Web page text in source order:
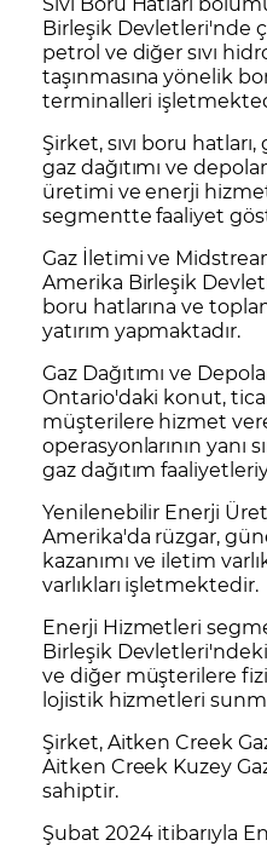
Birleşik Devletleri'nde
petrol ve diğer sıvı
taşınmasına yönelik
terminalleri
Şirket, sıvı boru
gaz dağıtımı ve
üretimi ve enerji
segmentte faaliyet
Gaz İletimi ve
Amerika Birleşik
boru hatlarına ve
yatırım yapmaktadır.
Gaz Dağıtımı ve
Ontario'daki konut,
müşterilere hizmet
operasyonlarının yanı
gaz dağıtım
Yenilenebilir Enerji
Amerika'da rüzgar,
kazanımı ve iletim
varlıkları işletmektedir.
Enerji Hizmetleri
Birleşik
ve diğer müşterilere
lojistik hizmetleri
Şirket, Aitken Creek
Aitken Creek Kuzey
sahiptir.
Şubat 2024 itibarıyla